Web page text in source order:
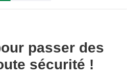
passer des
sécurité !